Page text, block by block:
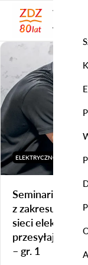
w Szczecinie
ELEKTRYCZNO-
Seminarium
z zakresu
sieci
przesyłających
– gr. 1